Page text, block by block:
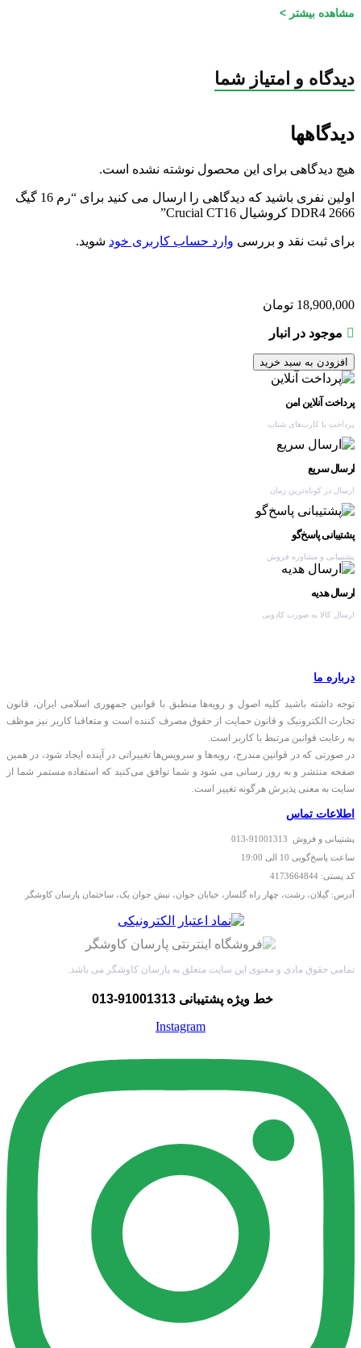
گارانتیمشاهده بیشتر >
دیدگاه و امتیاز شما
دیدگاهها
هیچ دیدگاهی برای این محصول نوشته نشده است.
اولین نفری باشید که دیدگاهی را ارسال می کنید برای “رم 16 گیگ
DDR4 2666 کروشیال Crucial CT16”
برای ثبت نقد و بررسی وارد حساب کاربری خود شوید.
18,900,000 تومان
موجود در انبار
افزودن به سبد خرید
پرداخت آنلاین امن
پرداخت با کارت‌های شتاب
ارسال سریع
ارسال در کوتاه‌ترین زمان
پشتیبانی پاسخ‌گو
پشتیبانی و مشاوره فروش
ارسال هدیه
ارسال کالا به صورت کادویی
درباره ما
توجه داشته باشید کلیه اصول و رویه‏‌ها منطبق با قوانین جمهوری اسلامی ایران، قانون
تجارت الکترونیک و قانون حمایت از حقوق مصرف کننده است و متعاقبا کاربر نیز موظف
به رعایت قوانین مرتبط با کاربر است.
در صورتی که در قوانین مندرج، رویه‏‌ها و سرویس‏‌ها تغییراتی در آینده ایجاد شود، در همین
صفحه منتشر و به روز رسانی می شود و شما توافق می‏‌کنید که استفاده مستمر شما از
سایت به معنی پذیرش هرگونه تغییر است.
اطلاعات تماس
پشتیبانی و فروش 91001313-013
ساعت پاسخ‌گویی 10 الی 19:00
کد پستی: 4173664844
آدرس: گیلان، رشت، چهار راه گلسار، خیابان جوان، نبش جوان یک، ساختمان پارسان کاوشگر
تمامی حقوق مادی و معنوی این سایت متعلق به پارسان کاوشگر می باشد.
خط ویژه پشتیبانی 91001313-013
Instagram